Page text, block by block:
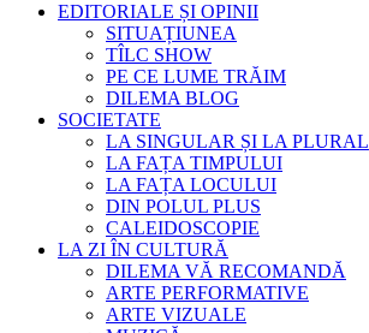
EDITORIALE ȘI OPINII
SITUAȚIUNEA
TÎLC SHOW
PE CE LUME TRĂIM
DILEMA BLOG
SOCIETATE
LA SINGULAR ȘI LA PLURAL
LA FAȚA TIMPULUI
LA FAȚA LOCULUI
DIN POLUL PLUS
CALEIDOSCOPIE
LA ZI ÎN CULTURĂ
DILEMA VĂ RECOMANDĂ
ARTE PERFORMATIVE
ARTE VIZUALE